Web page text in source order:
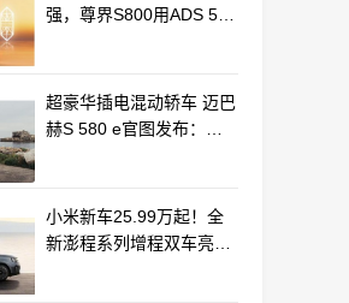
强，尊界S800用ADS 5实
超豪华插电混动轿车 迈巴
赫S 580 e官图发布：老
小米新车25.99万起！全
新澎程系列增程双车亮相